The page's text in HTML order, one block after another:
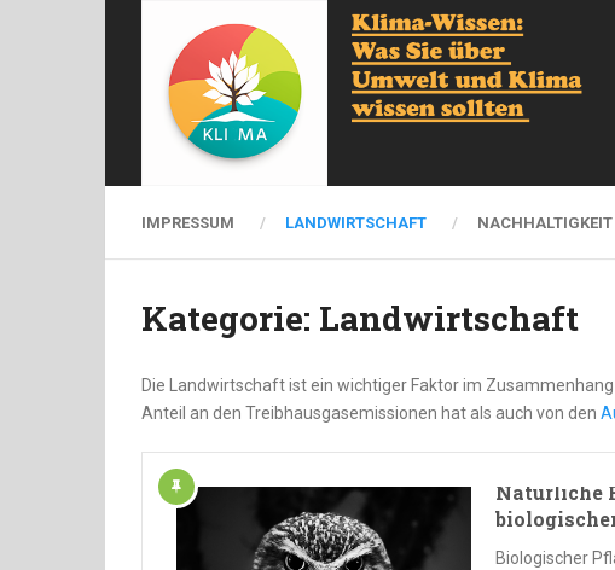
IMPRESSUM LANDWIRTSCHAFT NACHHALTIGKEIT
Kategorie: Landwirtschaft
Die Landwirtschaft ist ein wichtiger Faktor im
Anteil an den Treibhausgasemissionen hat als auch von den
Natürliche
Biologischer